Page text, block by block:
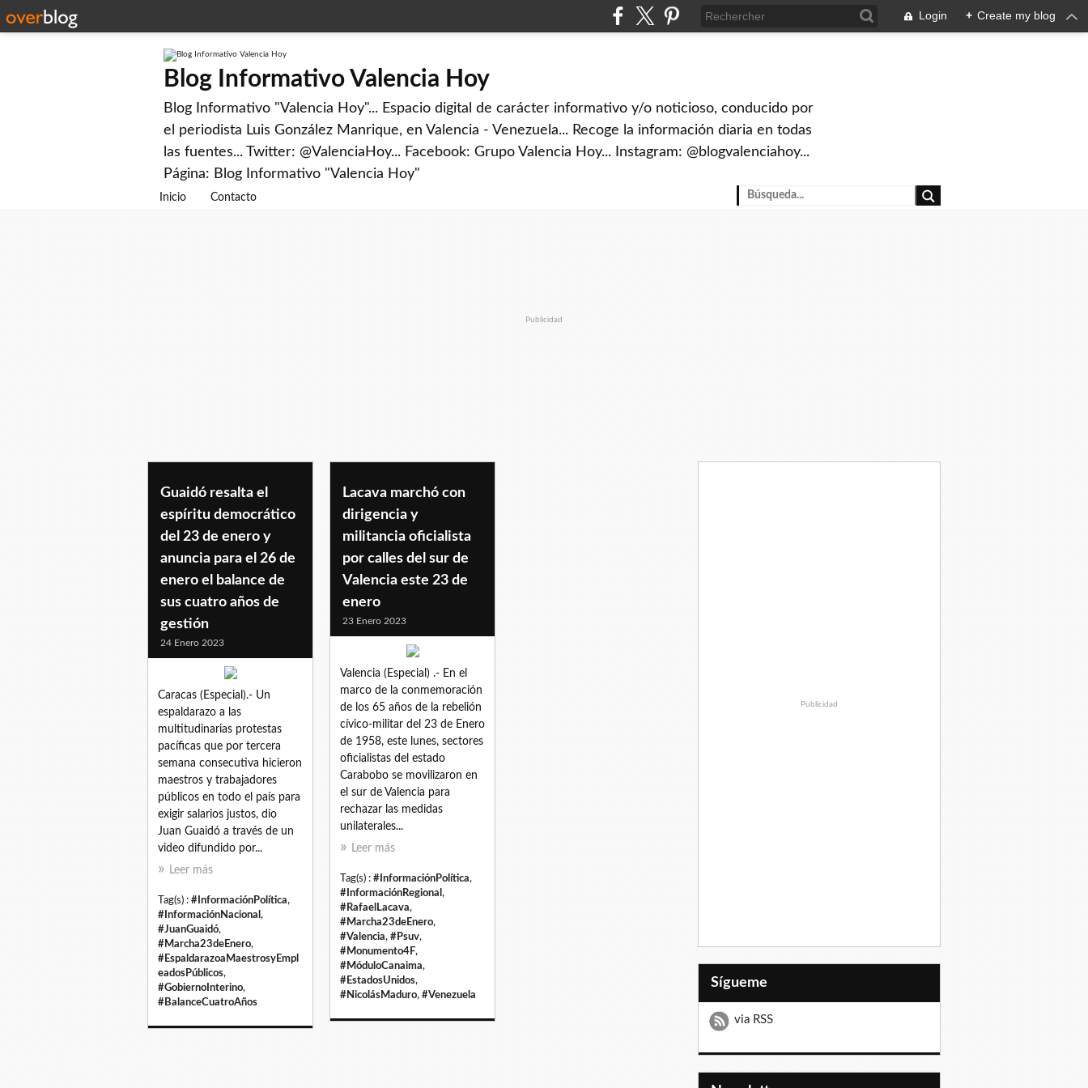
Login + Create my blog
Blog Informativo Valencia Hoy
Blog Informativo "Valencia Hoy"... Espacio digital de carácter informativo y/o noticioso, conducido por
el periodista Luis González Manrique, en Valencia - Venezuela... Recoge la información diaria en todas
las fuentes... Twitter: @ValenciaHoy... Facebook: Grupo Valencia Hoy... Instagram: @blogvalenciahoy...
Página: Blog Informativo "Valencia Hoy"
Inicio Contacto
Publicidad
marcha23deenero
Guaidó resalta el
espíritu democrático
del 23 de enero y
anuncia para el 26 de
enero el balance de
sus cuatro años de
gestión
24 Enero 2023
Caracas (Especial).- Un
espaldarazo a las
multitudinarias protestas
pacíficas que por tercera
semana consecutiva hicieron
maestros y trabajadores
públicos en todo el país para
exigir salarios justos, dio
Juan Guaidó a través de un
video difundido por...
Leer más
Tag(s) : #InformaciónPolítica,
#InformaciónNacional ,
#JuanGuaidó,
#Marcha23deEnero,
#EspaldarazoaMaestrosyEmpl
eadosPúblicos,
#GobiernoInterino,
#BalanceCuatroAños
Lacava marchó con
dirigencia y
militancia oficialista
por calles del sur de
Valencia este 23 de
enero
23 Enero 2023
Valencia (Especial) .- En el
marco de la conmemoración
de los 65 años de la rebelión
cívico-militar del 23 de Enero
de 1958, este lunes, sectores
oficialistas del estado
Carabobo se movilizaron en
el sur de Valencia para
rechazar las medidas
unilaterales...
Leer más
Tag(s) : #InformaciónPolítica,
#InformaciónRegional ,
#RafaelLacava,
#Marcha23deEnero,
#Valencia, #Psuv,
#Monumento4F,
#MóduloCanaima,
#EstadosUnidos,
#NicolásMaduro, #Venezuela
Publicidad
Sígueme
via RSS